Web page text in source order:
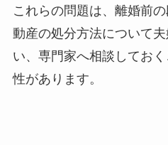
これらの問題は、離婚前
動産の処分方法について
い、専門家へ相談してお
性があります。